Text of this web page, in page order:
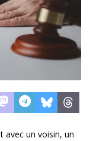
avec un voisin, un